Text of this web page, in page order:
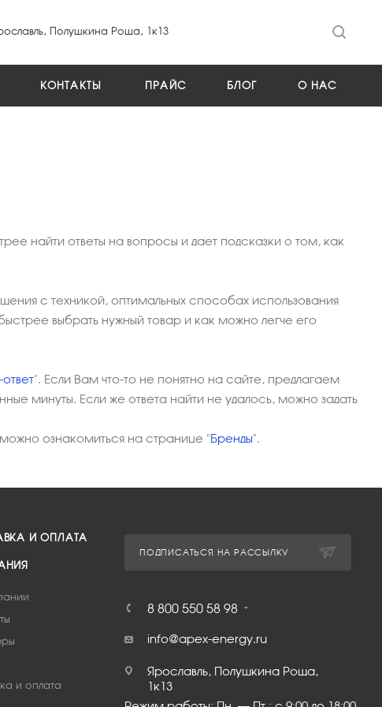
Полушкина Роща, 1к13
КОНТАКТЫ ПРАЙС БЛОГ О НАС
найти ответы на вопросы и дает подсказки о том, как
с техникой, оптимальных способах использования
выбрать нужный товар и как можно легче его
". Если Вам что-то не понятно на сайте, предлагаем
минуты. Если же ответа найти не удалось, можно задать
ознакомиться на странице "Бренды".
И ОПЛАТА
и оплата
ПОДПИСАТЬСЯ НА РАССЫЛКУ
8 800 550 58 98
info@apex-energy.ru
Ярославль, Полушкина Роща,
1к13